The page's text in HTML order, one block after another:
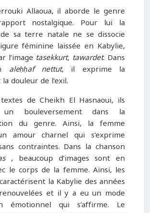
Allaoua, il aborde le genre
nostalgique. Pour lui la
sa terre natale ne se dissocie
féminine laissée en Kabylie,
l’image tasekkurt, tawardet. Dans
aleḥḥaf nettut, il exprime la
douleur de l’exil.
de Cheikh El Hasnaoui, ils
un bouleversement dans la
du genre. Ainsi, la femme
amour charnel qui s’exprime
contraintes. Dans la chanson
, beaucoup d’images sont en
le corps de la femme. Ainsi, les
la Kabylie des années
et il y a eu un mode
émotionnel qui s’affirme. Le